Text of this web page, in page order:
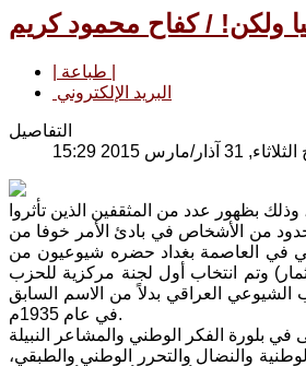
ولكن! / كفاح محمود كريم
البريد الإلكتروني
التفاصيل
مارس 2015 15:29
بظهور عدد من المثقفين الذين تأثروا
محدود من الأشخاص في بادئ الأمر خوفا من
فقد انعقد في الحادي والثلاثين من آذار 1934م اجتماع تأسيسي في العاصمة بغداد حضره شيوعيون من
وتم انتخاب أول لجنة مركزية للحزب
الشيوعي العراقي بدلاً من الاسم السابق
في عام 1935م.
بلورة الفكر الوطني والمشاعر النبيلة
والنضال والتحرر الوطني والطبقي،